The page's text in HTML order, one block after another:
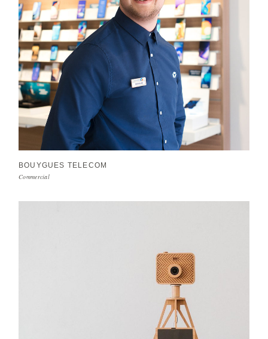
BOUYGUES TELECOM
Commercial